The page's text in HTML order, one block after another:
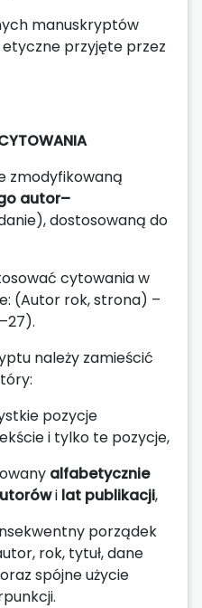
manuskryptów
etyczne przyjęte przez
zmodyfikowaną
autor–
dostosowaną do
cytowania w
(Autor rok, strona) –
należy zamieścić
pozycje
i tylko te pozycje,
alfabetycznie
i lat publikacji,
porządek
rok, tytuł, dane
spójne użycie